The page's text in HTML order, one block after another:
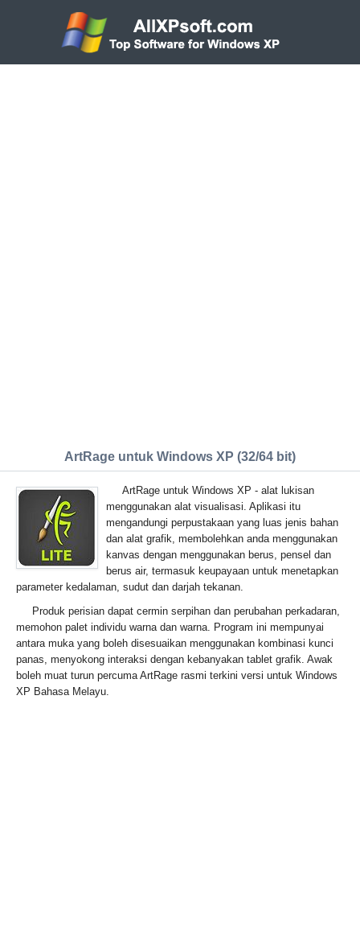
ArtRage untuk Windows XP (32/64 bit)
ArtRage untuk Windows XP - alat lukisan
menggunakan alat visualisasi. Aplikasi itu
mengandungi perpustakaan yang luas jenis bahan
dan alat grafik, membolehkan anda menggunakan
kanvas dengan menggunakan berus, pensel dan
berus air, termasuk keupayaan untuk menetapkan
parameter kedalaman, sudut dan darjah tekanan.
Produk perisian dapat cermin serpihan dan perubahan perkadaran,
memohon palet individu warna dan warna. Program ini mempunyai
antara muka yang boleh disesuaikan menggunakan kombinasi kunci
panas, menyokong interaksi dengan kebanyakan tablet grafik. Awak
boleh muat turun percuma ArtRage rasmi terkini versi untuk Windows
XP Bahasa Melayu.